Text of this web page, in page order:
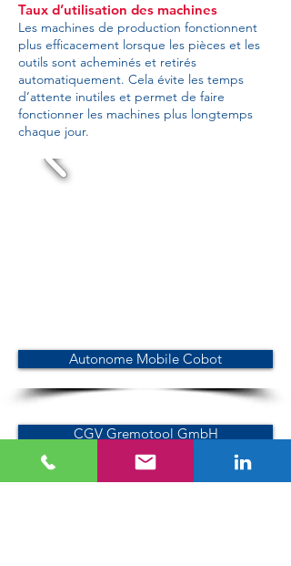
Taux d’utilisation des machines
Les machines de production fonctionnent
plus efficacement lorsque les pièces et les
outils sont acheminés et retirés
automatiquement. Cela évite les temps
d’attente inutiles et permet de faire
fonctionner les machines plus longtemps
chaque jour.
Autonome Mobile Cobot
CGV Gremotool GmbH